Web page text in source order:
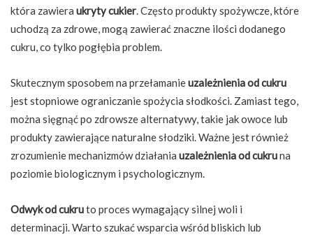
która zawiera ukryty cukier. Często produkty spożywcze, które
uchodzą za zdrowe, mogą zawierać znaczne ilości dodanego
cukru, co tylko pogłębia problem.
Skutecznym sposobem na przełamanieuzależnienia od cukru
jest stopniowe ograniczanie spożycia słodkości. Zamiast tego,
można sięgnąć po zdrowsze alternatywy, takie jak owoce lub
produkty zawierające naturalne słodziki. Ważne jest również
zrozumienie mechanizmów działania uzależnienia od cukruna
poziomie biologicznym i psychologicznym.
Odwyk od cukruto proces wymagający silnej woli i
determinacji. Warto szukać wsparcia wśród bliskich lub